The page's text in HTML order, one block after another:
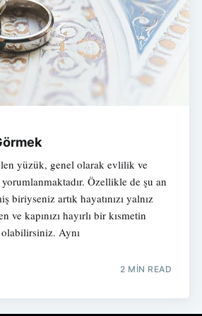
yüzük, genel olarak evlilik ve
Özellikle de şu an
biriyseniz artık hayatınızı yalnız
ve kapınızı hayırlı bir kısmetin
Aynı
2 MIN READ